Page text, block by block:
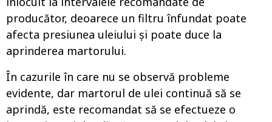
producător, deoarece un filtru înfundat poate
afecta presiunea uleiului și poate duce la
aprinderea martorului.
În cazurile în care nu se observă probleme
evidente, dar martorul de ulei continuă să se
aprindă, este recomandat să se efectueze o